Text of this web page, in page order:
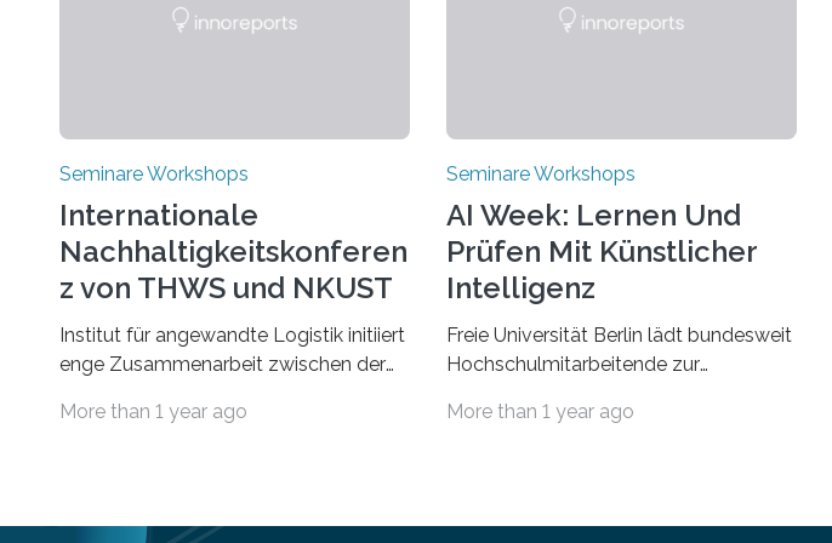
Seminare Workshops
Internationale
Nachhaltigkeitskonferen
z von THWS und NKUST
Institut für angewandte Logistik initiiert
enge Zusammenarbeit zwischen der
Taiwans Hauptstadt Taipeh
More than 1 year ago
Seminare Workshops
AI Week: Lernen Und
Prüfen Mit Künstlicher
Intelligenz
Freie Universität Berlin lädt bundesweit
Hochschulmitarbeitende zur
Qualifizierungsreihe zu KI in der Lehre
More than 1 year ago